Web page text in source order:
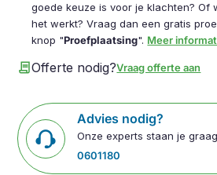
goede keuze is voor je klachten? Of
het werkt? Vraag dan een gratis
knop "Proefplaatsing". Meer
contractOfferte nodig?Vraag offerte aan
Advies nodig?
Onze experts staan je
0601180